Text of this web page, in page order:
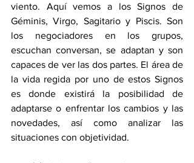
viento. Aquí vemos a los Signos de
Géminis, Virgo, Sagitario y Piscis. Son
los negociadores en los grupos,
escuchan conversan, se adaptan y son
capaces de ver las dos partes. El área de
la vida regida por uno de estos Signos
es donde existirá la posibilidad de
adaptarse o enfrentar los cambios y las
novedades, así como analizar las
situaciones con objetividad.